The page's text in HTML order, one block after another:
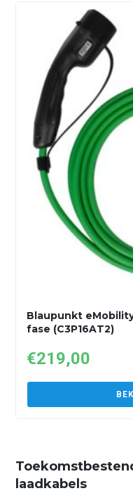
Blaupunkt
fase (C3P16AT2)
€219,00
laadkabels